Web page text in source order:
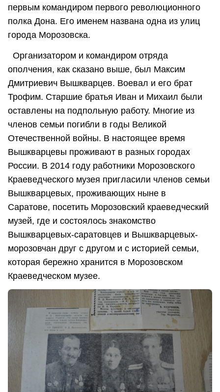
первым командиром первого революционного
полка Дона. Его именем названа одна из улиц
города Морозовска.
Организатором и командиром отряда
ополчения, как сказано выше, был Максим
Дмитриевич Вышкварцев. Воевал и его брат
Трофим. Старшие братья Иван и Михаил были
оставлены на подпольную работу. Многие из
членов семьи погибли в годы Великой
Отечественной войны. В настоящее время
Вышкварцевы проживают в разных городах
России. В 2014 году работники Морозовского
Краеведческого музея пригласили членов семьи
Вышкварцевых, проживающих ныне в
Саратове, посетить Морозовский краеведческий
музей, где и состоялось знакомство
Вышкварцевых-саратовцев и Вышкварцевых-
морозовчан друг с другом и с историей семьи,
которая бережно хранится в Морозовском
Краеведческом музее.